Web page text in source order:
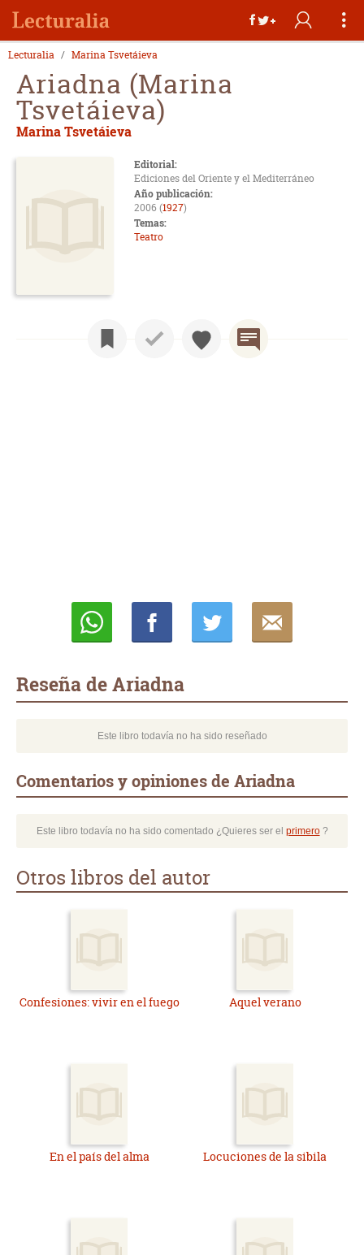
Lecturalia Marina Tsvetáieva
Ariadna (Marina
Tsvetáieva)
Marina Tsvetáieva
Editorial:
Ediciones del Oriente y el Mediterráneo
Año publicación:
2006 (1927)
Temas:
Teatro
Reseña de Ariadna
Este libro todavía no ha sido reseñado
Comentarios y opiniones de Ariadna
Este libro todavía no ha sido comentado ¿Quieres ser el primero?
Otros libros del autor
Confesiones: vivir en el fuego Aquel verano
En el país del alma Locuciones de la sibila